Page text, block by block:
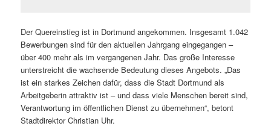
Der Quereinstieg ist in Dortmund angekommen. Insgesamt 1.042
Bewerbungen sind für den aktuellen Jahrgang eingegangen –
über 400 mehr als im vergangenen Jahr. Das große Interesse
unterstreicht die wachsende Bedeutung dieses Angebots. „Das
ist ein starkes Zeichen dafür, dass die Stadt Dortmund als
Arbeitgeberin attraktiv ist – und dass viele Menschen bereit sind,
Verantwortung im öffentlichen Dienst zu übernehmen“, betont
Stadtdirektor Christian Uhr.